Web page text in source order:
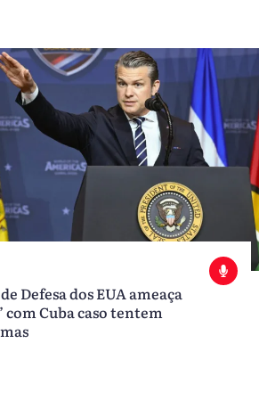
Defesa dos EUA ameaça
com Cuba caso tentem